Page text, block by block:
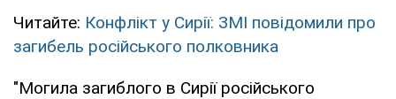
Читайте: Конфлікт у Сирії: ЗМІ повідомили про
загибель російського полковника
"Могила загиблого в Сирії російського